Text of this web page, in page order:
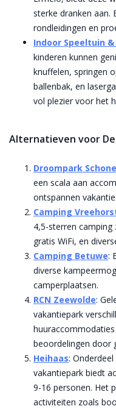
sterke dranken aan.
rondleidingen en
Indoor Speeltuin
kinderen kunnen
knuffelen, springen
ballenbak, en
vol plezier voor het
Alternatieven voor
Droompark
een scala aan
ontspannen vakantie.
Camping
4,5-sterren
gratis WiFi, en
Camping Betuwe:
diverse
camperplaatsen.
RCN Zeewolde:
vakantiepark
beoordelingen door
Heihaas:
vakantiepark biedt
9-16 personen. Het
activiteiten zoals